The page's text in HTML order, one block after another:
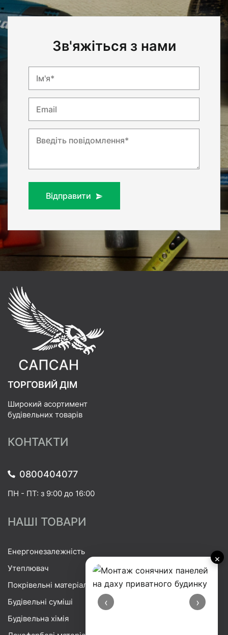
×
‹ ›
Зв'яжіться з нами
Ім'я*
Email
Введіть повідомлення*
Відправити
ТОРГОВИЙ ДІМ
Широкий асортимент
будівельних товарів
КОНТАКТИ
0800404077
ПН - ПТ: з 9:00 до 16:00
НАШІ ТОВАРИ
Енергонезалежність
Утеплювач
Покрівельні матеріали
Будівельні суміші
Будівельна хімія